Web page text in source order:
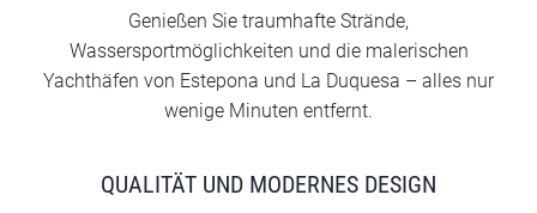
Genießen Sie traumhafte Strände,
Wassersportmöglichkeiten und die malerischen
Yachthäfen von Estepona und La Duquesa – alles nur
wenige Minuten entfernt.
QUALITÄT UND MODERNES DESIGN